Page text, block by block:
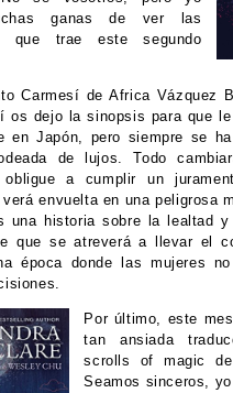
ganas de ver las
que trae este segundo
Carmesí de Africa Vázquez
os dejo la sinopsis para que
en Japón, pero siempre se
de lujos. Todo
a cumplir un
envuelta en una peligrosa
una historia sobre la lealtad
que se atreverá a llevar el
época donde las mujeres
Por último, este
tan ansiada
scrolls of magic de
Seamos sinceros,